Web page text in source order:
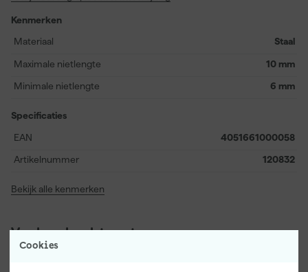
Cookies
Kenmerken
Materiaal
Staal
Maximale nietlengte 10 mm
Minimale nietlengte 6 mm
Specificaties
EAN
4051661000058
Artikelnummer 120832
Bekijk alle kenmerken
Vaak gekocht met